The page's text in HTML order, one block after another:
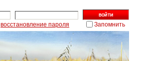
восстановление пароля Запомнить